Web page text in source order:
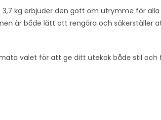
w
a
kg erbjuder den gott om utrymme för
är både lätt att rengöra och säkerställer
valet för att ge ditt utekök både stil och